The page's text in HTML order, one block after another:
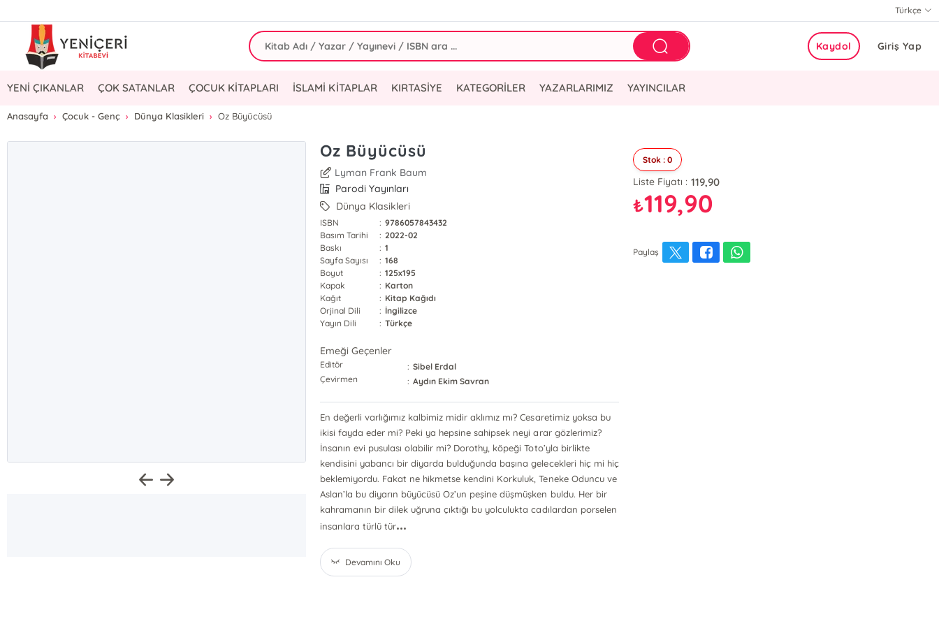
Türkçe
Giriş Yap
Kaydol
YENİ ÇIKANLAR ÇOK SATANLAR ÇOCUK KİTAPLARI İSLAMİ KİTAPLAR KIRTASİYE KATEGORİLER YAZARLARIMIZ YAYINCILAR
Anasayfa Çocuk - Genç Dünya Klasikleri Oz Büyücüsü
Oz Büyücüsü
Lyman Frank Baum
Parodi Yayınları
Dünya Klasikleri
ISBN : 9786057843432
Basım Tarihi
: 2022-02
Baskı
: 1
Sayfa Sayısı
: 168
Boyut
: 125x195
Kapak
: Karton
Kağıt
: Kitap Kağıdı
Orjinal Dili
: İngilizce
Yayın Dili
: Türkçe
Emeği Geçenler
Editör : Sibel Erdal
Çevirmen
: Aydın Ekim Savran
En değerli varlığımız kalbimiz midir aklımız mı? Cesaretimiz yoksa bu
ikisi fayda eder mi? Peki ya hepsine sahipsek neyi arar gözlerimiz?
İnsanın evi pusulası olabilir mi? Dorothy, köpeği Toto’yla birlikte
kendisini yabancı bir diyarda bulduğunda başına gelecekleri hiç mi hiç
beklemiyordu. Fakat ne hikmetse kendini Korkuluk, Teneke Oduncu ve
Aslan’la bu diyarın büyücüsü Oz’un peşine düşmüşken buldu. Her bir
kahramanın bir dilek uğruna çıktığı bu yolculukta cadılardan porselen
insanlara türlü tür...
Devamını Oku
Stok : 0
Liste Fiyatı : 119,90
₺119,90
Paylaş